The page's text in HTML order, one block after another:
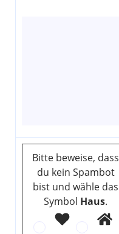
Bitte beweise, dass
du kein Spambot
bist und wähle das
Symbol Haus.